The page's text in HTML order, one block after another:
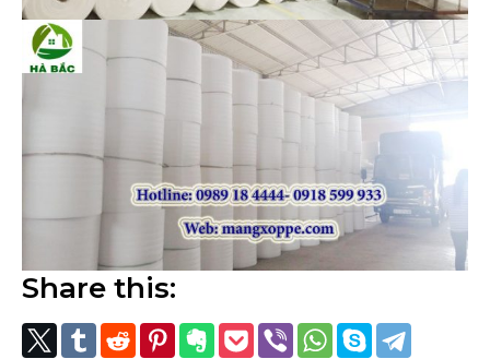
Share this: